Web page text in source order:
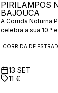
PIRILAMPOS
BAJOUCA
A Corrida Noturna
celebra a sua 10.ª
Leiria, combinando
como “a corrida
oferece um
km com
CORRIDA DE
13 SET
11 €